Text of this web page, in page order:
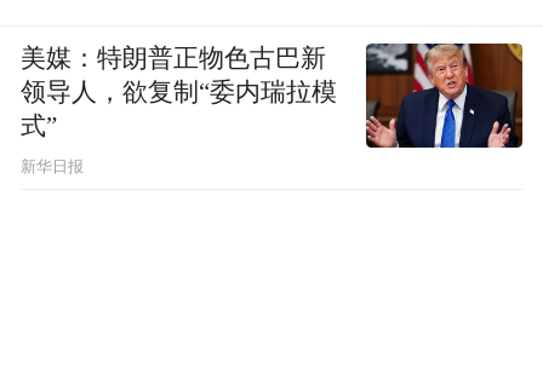
美媒：特朗普正物色古巴新
领导人，欲复制“委内瑞拉模
式”
新华日报